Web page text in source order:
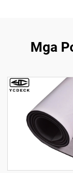
Mga